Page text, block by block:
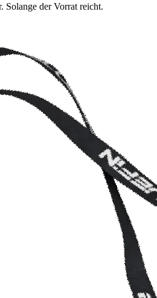
Solange der Vorrat reicht.